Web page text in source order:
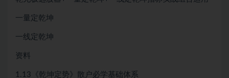
一量定乾坤
一线定乾坤
资料
1.13《乾坤定势》散户必学基础体系